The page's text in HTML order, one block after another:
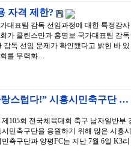
자격 제한?
대표팀 감독 선임과정에 대한 특정감사
가 클린스만과 홍명보 국가대표팀 감독
독 선임 문제가 확인됐다고 밝힌 바 있
회를 무력화…
스럽다!” 시흥시민축구단 …
105회 전국체육대회 축구 남자일반부
민축구단을 응원하기 위해 많은 시흥시
축구단과 양평FC는 지난 7월 6일 K3리